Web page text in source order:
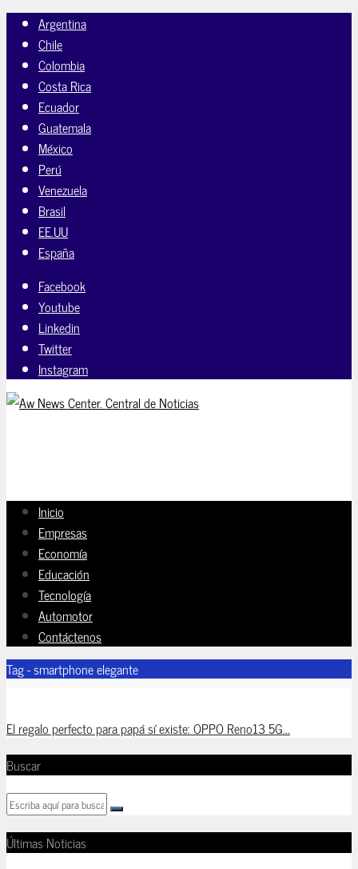
Argentina
Chile
Colombia
Costa Rica
Ecuador
Guatemala
México
Perú
Venezuela
Brasil
EE.UU
España
Facebook
Youtube
Linkedin
Twitter
Instagram
Inicio
Empresas
Economía
Educación
Tecnología
Automotor
Contáctenos
Tag - smartphone elegante
El regalo perfecto para papá sí existe: OPPO Reno13 5G...
Buscar
Últimas Noticias